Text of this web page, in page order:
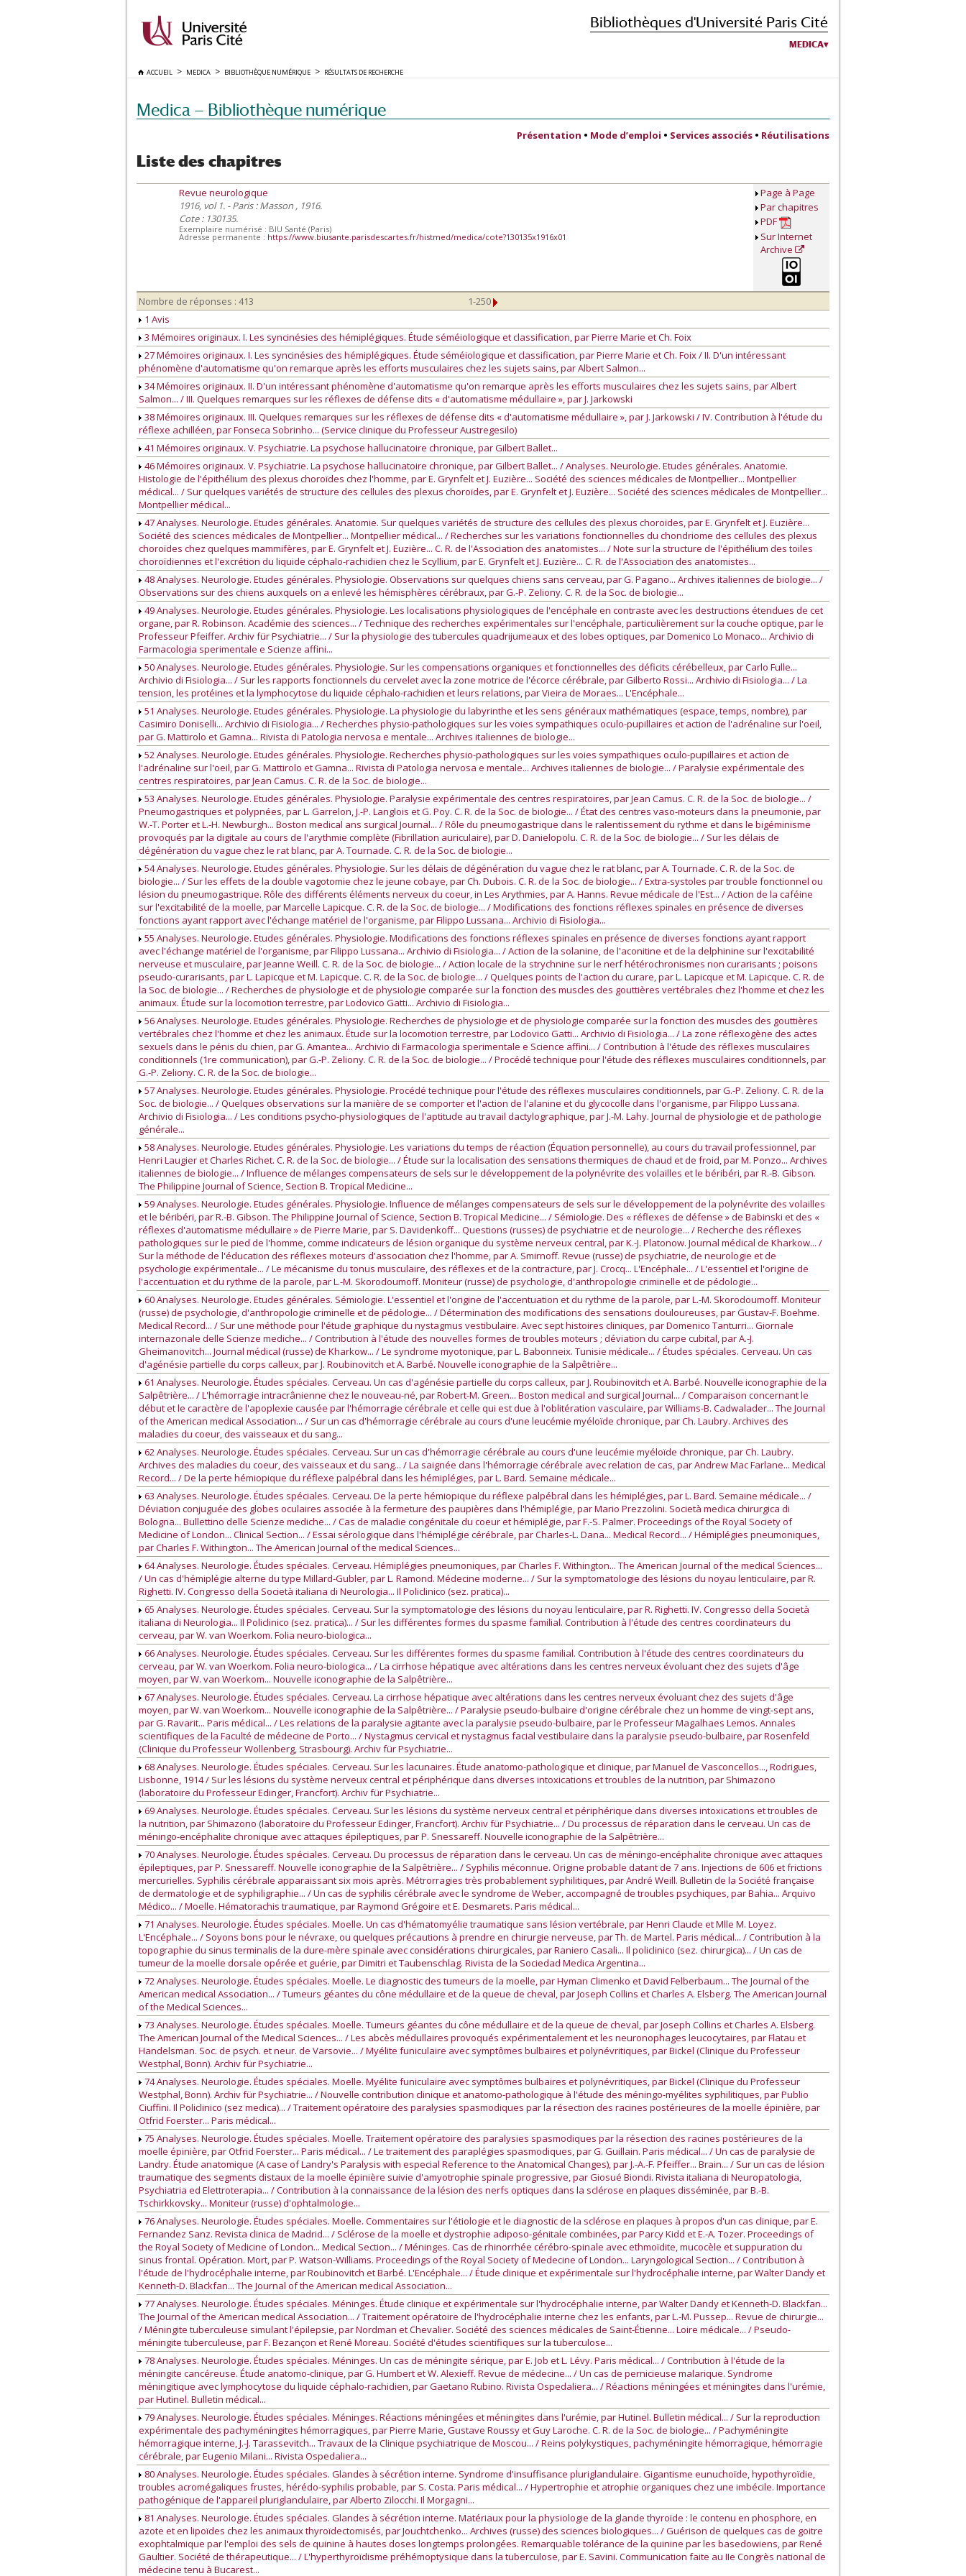
Bibliothèques d'Université Paris Cité
MEDICA
ACCUEIL MEDICA BIBLIOTHÈQUE NUMÉRIQUE RÉSULTATS DE RECHERCHE
Medica — Bibliothèque numérique
Présentation • Mode d’emploi • Services associés • Réutilisations
Liste des chapitres
Revue neurologique
1916, vol 1. - Paris : Masson , 1916.
Cote : 130135.
Exemplaire numérisé : BIU Santé (Paris)
Adresse permanente : https://www.biusante.parisdescartes.fr/histmed/medica/cote?130135x1916x01
Page à Page
Par chapitres
PDF
Sur Internet
Archive
Nombre de réponses : 413
1-250
1 Avis
3 Mémoires originaux. I. Les syncinésies des hémiplégiques. Étude séméiologique et classification, par Pierre Marie et Ch. Foix
27 Mémoires originaux. I. Les syncinésies des hémiplégiques. Étude séméiologique et classification, par Pierre Marie et Ch. Foix / II. D'un intéressant
phénomène d'automatisme qu'on remarque après les efforts musculaires chez les sujets sains, par Albert Salmon...
34 Mémoires originaux. II. D'un intéressant phénomène d'automatisme qu'on remarque après les efforts musculaires chez les sujets sains, par Albert
Salmon... / III. Quelques remarques sur les réflexes de défense dits « d'automatisme médullaire », par J. Jarkowski
38 Mémoires originaux. III. Quelques remarques sur les réflexes de défense dits « d'automatisme médullaire », par J. Jarkowski / IV. Contribution à l'étude du
réflexe achilléen, par Fonseca Sobrinho... (Service clinique du Professeur Austregesilo)
41 Mémoires originaux. V. Psychiatrie. La psychose hallucinatoire chronique, par Gilbert Ballet...
46 Mémoires originaux. V. Psychiatrie. La psychose hallucinatoire chronique, par Gilbert Ballet... / Analyses. Neurologie. Etudes générales. Anatomie.
Histologie de l'épithélium des plexus choroïdes chez l'homme, par E. Grynfelt et J. Euzière... Société des sciences médicales de Montpellier... Montpellier
médical... / Sur quelques variétés de structure des cellules des plexus choroïdes, par E. Grynfelt et J. Euzière... Société des sciences médicales de Montpellier...
Montpellier médical...
47 Analyses. Neurologie. Etudes générales. Anatomie. Sur quelques variétés de structure des cellules des plexus choroïdes, par E. Grynfelt et J. Euzière...
Société des sciences médicales de Montpellier... Montpellier médical... / Recherches sur les variations fonctionnelles du chondriome des cellules des plexus
choroïdes chez quelques mammifères, par E. Grynfelt et J. Euzière... C. R. de l'Association des anatomistes... / Note sur la structure de l'épithélium des toiles
choroïdiennes et l'excrétion du liquide céphalo-rachidien chez le Scyllium, par E. Grynfelt et J. Euzière... C. R. de l'Association des anatomistes...
48 Analyses. Neurologie. Etudes générales. Physiologie. Observations sur quelques chiens sans cerveau, par G. Pagano... Archives italiennes de biologie... /
Observations sur des chiens auxquels on a enlevé les hémisphères cérébraux, par G.-P. Zeliony. C. R. de la Soc. de biologie...
49 Analyses. Neurologie. Etudes générales. Physiologie. Les localisations physiologiques de l'encéphale en contraste avec les destructions étendues de cet
organe, par R. Robinson. Académie des sciences... / Technique des recherches expérimentales sur l'encéphale, particulièrement sur la couche optique, par le
Professeur Pfeiffer. Archiv für Psychiatrie... / Sur la physiologie des tubercules quadrijumeaux et des lobes optiques, par Domenico Lo Monaco... Archivio di
Farmacologia sperimentale e Scienze affini...
50 Analyses. Neurologie. Etudes générales. Physiologie. Sur les compensations organiques et fonctionnelles des déficits cérébelleux, par Carlo Fulle...
Archivio di Fisiologia... / Sur les rapports fonctionnels du cervelet avec la zone motrice de l'écorce cérébrale, par Gilberto Rossi... Archivio di Fisiologia... / La
tension, les protéines et la lymphocytose du liquide céphalo-rachidien et leurs relations, par Vieira de Moraes... L'Encéphale...
51 Analyses. Neurologie. Etudes générales. Physiologie. La physiologie du labyrinthe et les sens généraux mathématiques (espace, temps, nombre), par
Casimiro Doniselli... Archivio di Fisiologia... / Recherches physio-pathologiques sur les voies sympathiques oculo-pupillaires et action de l'adrénaline sur l'oeil,
par G. Mattirolo et Gamna... Rivista di Patologia nervosa e mentale... Archives italiennes de biologie...
52 Analyses. Neurologie. Etudes générales. Physiologie. Recherches physio-pathologiques sur les voies sympathiques oculo-pupillaires et action de
l'adrénaline sur l'oeil, par G. Mattirolo et Gamna... Rivista di Patologia nervosa e mentale... Archives italiennes de biologie... / Paralysie expérimentale des
centres respiratoires, par Jean Camus. C. R. de la Soc. de biologie...
53 Analyses. Neurologie. Etudes générales. Physiologie. Paralysie expérimentale des centres respiratoires, par Jean Camus. C. R. de la Soc. de biologie... /
Pneumogastriques et polypnées, par L. Garrelon, J.-P. Langlois et G. Poy. C. R. de la Soc. de biologie... / État des centres vaso-moteurs dans la pneumonie, par
W.-T. Porter et L.-H. Newburgh... Boston medical ans surgical Journal... / Rôle du pneumogastrique dans le ralentissement du rythme et dans le bigéminisme
provoqués par la digitale au cours de l'arythmie complète (Fibrillation auriculaire), par D. Danielopolu. C. R. de la Soc. de biologie... / Sur les délais de
dégénération du vague chez le rat blanc, par A. Tournade. C. R. de la Soc. de biologie...
54 Analyses. Neurologie. Etudes générales. Physiologie. Sur les délais de dégénération du vague chez le rat blanc, par A. Tournade. C. R. de la Soc. de
biologie... / Sur les effets de la double vagotomie chez le jeune cobaye, par Ch. Dubois. C. R. de la Soc. de biologie... / Extra-systoles par trouble fonctionnel ou
lésion du pneumogastrique. Rôle des différents éléments nerveux du coeur, in Les Arythmies, par A. Hanns. Revue médicale de l'Est... / Action de la caféine
sur l'excitabilité de la moelle, par Marcelle Lapicque. C. R. de la Soc. de biologie... / Modifications des fonctions réflexes spinales en présence de diverses
fonctions ayant rapport avec l'échange matériel de l'organisme, par Filippo Lussana... Archivio di Fisiologia...
55 Analyses. Neurologie. Etudes générales. Physiologie. Modifications des fonctions réflexes spinales en présence de diverses fonctions ayant rapport
avec l'échange matériel de l'organisme, par Filippo Lussana... Archivio di Fisiologia... / Action de la solanine, de l'aconitine et de la delphinine sur l'excitabilité
nerveuse et musculaire, par Jeanne Weill. C. R. de la Soc. de biologie... / Action locale de la strychnine sur le nerf hétérochronismes non curarisants ; poisons
pseudo-curarisants, par L. Lapicque et M. Lapicque. C. R. de la Soc. de biologie... / Quelques points de l'action du curare, par L. Lapicque et M. Lapicque. C. R. de
la Soc. de biologie... / Recherches de physiologie et de physiologie comparée sur la fonction des muscles des gouttières vertébrales chez l'homme et chez les
animaux. Étude sur la locomotion terrestre, par Lodovico Gatti... Archivio di Fisiologia...
56 Analyses. Neurologie. Etudes générales. Physiologie. Recherches de physiologie et de physiologie comparée sur la fonction des muscles des gouttières
vertébrales chez l'homme et chez les animaux. Étude sur la locomotion terrestre, par Lodovico Gatti... Archivio di Fisiologia... / La zone réflexogène des actes
sexuels dans le pénis du chien, par G. Amantea... Archivio di Farmacologia sperimentale e Science affini... / Contribution à l'étude des réflexes musculaires
conditionnels (1re communication), par G.-P. Zeliony. C. R. de la Soc. de biologie... / Procédé technique pour l'étude des réflexes musculaires conditionnels, par
G.-P. Zeliony. C. R. de la Soc. de biologie...
57 Analyses. Neurologie. Etudes générales. Physiologie. Procédé technique pour l'étude des réflexes musculaires conditionnels, par G.-P. Zeliony. C. R. de la
Soc. de biologie... / Quelques observations sur la manière de se comporter et l'action de l'alanine et du glycocolle dans l'organisme, par Filippo Lussana.
Archivio di Fisiologia... / Les conditions psycho-physiologiques de l'aptitude au travail dactylographique, par J.-M. Lahy. Journal de physiologie et de pathologie
générale...
58 Analyses. Neurologie. Etudes générales. Physiologie. Les variations du temps de réaction (Équation personnelle), au cours du travail professionnel, par
Henri Laugier et Charles Richet. C. R. de la Soc. de biologie... / Étude sur la localisation des sensations thermiques de chaud et de froid, par M. Ponzo... Archives
italiennes de biologie... / Influence de mélanges compensateurs de sels sur le développement de la polynévrite des volailles et le béribéri, par R.-B. Gibson.
The Philippine Journal of Science, Section B. Tropical Medicine...
59 Analyses. Neurologie. Etudes générales. Physiologie. Influence de mélanges compensateurs de sels sur le développement de la polynévrite des volailles
et le béribéri, par R.-B. Gibson. The Philippine Journal of Science, Section B. Tropical Medicine... / Sémiologie. Des « réflexes de défense » de Babinski et des «
réflexes d'automatisme médullaire » de Pierre Marie, par S. Davidenkoff... Questions (russes) de psychiatrie et de neurologie... / Recherche des réflexes
pathologiques sur le pied de l'homme, comme indicateurs de lésion organique du système nerveux central, par K.-J. Platonow. Journal médical de Kharkow... /
Sur la méthode de l'éducation des réflexes moteurs d'association chez l'homme, par A. Smirnoff. Revue (russe) de psychiatrie, de neurologie et de
psychologie expérimentale... / Le mécanisme du tonus musculaire, des réflexes et de la contracture, par J. Crocq... L'Encéphale... / L'essentiel et l'origine de
l'accentuation et du rythme de la parole, par L.-M. Skorodoumoff. Moniteur (russe) de psychologie, d'anthropologie criminelle et de pédologie...
60 Analyses. Neurologie. Etudes générales. Sémiologie. L'essentiel et l'origine de l'accentuation et du rythme de la parole, par L.-M. Skorodoumoff. Moniteur
(russe) de psychologie, d'anthropologie criminelle et de pédologie... / Détermination des modifications des sensations douloureuses, par Gustav-F. Boehme.
Medical Record... / Sur une méthode pour l'étude graphique du nystagmus vestibulaire. Avec sept histoires cliniques, par Domenico Tanturri... Giornale
internazonale delle Scienze mediche... / Contribution à l'étude des nouvelles formes de troubles moteurs ; déviation du carpe cubital, par A.-J.
Gheimanovitch... Journal médical (russe) de Kharkow... / Le syndrome myotonique, par L. Babonneix. Tunisie médicale... / Études spéciales. Cerveau. Un cas
d'agénésie partielle du corps calleux, par J. Roubinovitch et A. Barbé. Nouvelle iconographie de la Salpêtrière...
61 Analyses. Neurologie. Études spéciales. Cerveau. Un cas d'agénésie partielle du corps calleux, par J. Roubinovitch et A. Barbé. Nouvelle iconographie de la
Salpêtrière... / L'hémorragie intracrânienne chez le nouveau-né, par Robert-M. Green... Boston medical and surgical Journal... / Comparaison concernant le
début et le caractère de l'apoplexie causée par l'hémorragie cérébrale et celle qui est due à l'oblitération vasculaire, par Williams-B. Cadwalader... The Journal
of the American medical Association... / Sur un cas d'hémorragie cérébrale au cours d'une leucémie myéloïde chronique, par Ch. Laubry. Archives des
maladies du coeur, des vaisseaux et du sang...
62 Analyses. Neurologie. Études spéciales. Cerveau. Sur un cas d'hémorragie cérébrale au cours d'une leucémie myéloïde chronique, par Ch. Laubry.
Archives des maladies du coeur, des vaisseaux et du sang... / La saignée dans l'hémorragie cérébrale avec relation de cas, par Andrew Mac Farlane... Medical
Record... / De la perte hémiopique du réflexe palpébral dans les hémiplégies, par L. Bard. Semaine médicale...
63 Analyses. Neurologie. Études spéciales. Cerveau. De la perte hémiopique du réflexe palpébral dans les hémiplégies, par L. Bard. Semaine médicale... /
Déviation conjuguée des globes oculaires associée à la fermeture des paupières dans l'hémiplégie, par Mario Prezzolini. Società medica chirurgica di
Bologna... Bullettino delle Scienze mediche... / Cas de maladie congénitale du coeur et hémiplégie, par F.-S. Palmer. Proceedings of the Royal Society of
Medicine of London... Clinical Section... / Essai sérologique dans l'hémiplégie cérébrale, par Charles-L. Dana... Medical Record... / Hémiplégies pneumoniques,
par Charles F. Withington... The American Journal of the medical Sciences...
64 Analyses. Neurologie. Études spéciales. Cerveau. Hémiplégies pneumoniques, par Charles F. Withington... The American Journal of the medical Sciences...
/ Un cas d'hémiplégie alterne du type Millard-Gubler, par L. Ramond. Médecine moderne... / Sur la symptomatologie des lésions du noyau lenticulaire, par R.
Righetti. IV. Congresso della Società italiana di Neurologia... Il Policlinico (sez. pratica)...
65 Analyses. Neurologie. Études spéciales. Cerveau. Sur la symptomatologie des lésions du noyau lenticulaire, par R. Righetti. IV. Congresso della Società
italiana di Neurologia... Il Policlinico (sez. pratica)... / Sur les différentes formes du spasme familial. Contribution à l'étude des centres coordinateurs du
cerveau, par W. van Woerkom. Folia neuro-biologica...
66 Analyses. Neurologie. Études spéciales. Cerveau. Sur les différentes formes du spasme familial. Contribution à l'étude des centres coordinateurs du
cerveau, par W. van Woerkom. Folia neuro-biologica... / La cirrhose hépatique avec altérations dans les centres nerveux évoluant chez des sujets d'âge
moyen, par W. van Woerkom... Nouvelle iconographie de la Salpêtrière...
67 Analyses. Neurologie. Études spéciales. Cerveau. La cirrhose hépatique avec altérations dans les centres nerveux évoluant chez des sujets d'âge
moyen, par W. van Woerkom... Nouvelle iconographie de la Salpêtrière... / Paralysie pseudo-bulbaire d'origine cérébrale chez un homme de vingt-sept ans,
par G. Ravarit... Paris médical... / Les relations de la paralysie agitante avec la paralysie pseudo-bulbaire, par le Professeur Magalhaes Lemos. Annales
scientifiques de la Faculté de médecine de Porto... / Nystagmus cervical et nystagmus facial vestibulaire dans la paralysie pseudo-bulbaire, par Rosenfeld
(Clinique du Professeur Wollenberg, Strasbourg). Archiv für Psychiatrie...
68 Analyses. Neurologie. Études spéciales. Cerveau. Sur les lacunaires. Étude anatomo-pathologique et clinique, par Manuel de Vasconcellos..., Rodrigues,
Lisbonne, 1914 / Sur les lésions du système nerveux central et périphérique dans diverses intoxications et troubles de la nutrition, par Shimazono
(laboratoire du Professeur Edinger, Francfort). Archiv für Psychiatrie...
69 Analyses. Neurologie. Études spéciales. Cerveau. Sur les lésions du système nerveux central et périphérique dans diverses intoxications et troubles de
la nutrition, par Shimazono (laboratoire du Professeur Edinger, Francfort). Archiv für Psychiatrie... / Du processus de réparation dans le cerveau. Un cas de
méningo-encéphalite chronique avec attaques épileptiques, par P. Snessareff. Nouvelle iconographie de la Salpêtrière...
70 Analyses. Neurologie. Études spéciales. Cerveau. Du processus de réparation dans le cerveau. Un cas de méningo-encéphalite chronique avec attaques
épileptiques, par P. Snessareff. Nouvelle iconographie de la Salpêtrière... / Syphilis méconnue. Origine probable datant de 7 ans. Injections de 606 et frictions
mercurielles. Syphilis cérébrale apparaissant six mois après. Métrorragies très probablement syphilitiques, par André Weill. Bulletin de la Société française
de dermatologie et de syphiligraphie... / Un cas de syphilis cérébrale avec le syndrome de Weber, accompagné de troubles psychiques, par Bahia... Arquivo
Médico... / Moelle. Hématorachis traumatique, par Raymond Grégoire et E. Desmarets. Paris médical...
71 Analyses. Neurologie. Études spéciales. Moelle. Un cas d'hématomyélie traumatique sans lésion vertébrale, par Henri Claude et Mlle M. Loyez.
L'Encéphale... / Soyons bons pour le névraxe, ou quelques précautions à prendre en chirurgie nerveuse, par Th. de Martel. Paris médical... / Contribution à la
topographie du sinus terminalis de la dure-mère spinale avec considérations chirurgicales, par Raniero Casali... Il policlinico (sez. chirurgica)... / Un cas de
tumeur de la moelle dorsale opérée et guérie, par Dimitri et Taubenschlag. Rivista de la Sociedad Medica Argentina...
72 Analyses. Neurologie. Études spéciales. Moelle. Le diagnostic des tumeurs de la moelle, par Hyman Climenko et David Felberbaum... The Journal of the
American medical Association... / Tumeurs géantes du cône médullaire et de la queue de cheval, par Joseph Collins et Charles A. Elsberg. The American Journal
of the Medical Sciences...
73 Analyses. Neurologie. Études spéciales. Moelle. Tumeurs géantes du cône médullaire et de la queue de cheval, par Joseph Collins et Charles A. Elsberg.
The American Journal of the Medical Sciences... / Les abcès médullaires provoqués expérimentalement et les neuronophages leucocytaires, par Flatau et
Handelsman. Soc. de psych. et neur. de Varsovie... / Myélite funiculaire avec symptômes bulbaires et polynévritiques, par Bickel (Clinique du Professeur
Westphal, Bonn). Archiv für Psychiatrie...
74 Analyses. Neurologie. Études spéciales. Moelle. Myélite funiculaire avec symptômes bulbaires et polynévritiques, par Bickel (Clinique du Professeur
Westphal, Bonn). Archiv für Psychiatrie... / Nouvelle contribution clinique et anatomo-pathologique à l'étude des méningo-myélites syphilitiques, par Publio
Ciuffini. Il Policlinico (sez medica)... / Traitement opératoire des paralysies spasmodiques par la résection des racines postérieures de la moelle épinière, par
Otfrid Foerster... Paris médical...
75 Analyses. Neurologie. Études spéciales. Moelle. Traitement opératoire des paralysies spasmodiques par la résection des racines postérieures de la
moelle épinière, par Otfrid Foerster... Paris médical... / Le traitement des paraplégies spasmodiques, par G. Guillain. Paris médical... / Un cas de paralysie de
Landry. Étude anatomique (A case of Landry's Paralysis with especial Reference to the Anatomical Changes), par J.-A.-F. Pfeiffer... Brain... / Sur un cas de lésion
traumatique des segments distaux de la moelle épinière suivie d'amyotrophie spinale progressive, par Giosué Biondi. Rivista italiana di Neuropatologia,
Psychiatria ed Elettroterapia... / Contribution à la connaissance de la lésion des nerfs optiques dans la sclérose en plaques disséminée, par B.-B.
Tschirkkovsky... Moniteur (russe) d'ophtalmologie...
76 Analyses. Neurologie. Études spéciales. Moelle. Commentaires sur l'étiologie et le diagnostic de la sclérose en plaques à propos d'un cas clinique, par E.
Fernandez Sanz. Revista clinica de Madrid... / Sclérose de la moelle et dystrophie adiposo-génitale combinées, par Parcy Kidd et E.-A. Tozer. Proceedings of
the Royal Society of Medicine of London... Medical Section... / Méninges. Cas de rhinorrhée cérébro-spinale avec ethmoïdite, mucocèle et suppuration du
sinus frontal. Opération. Mort, par P. Watson-Williams. Proceedings of the Royal Society of Medecine of London... Laryngological Section... / Contribution à
l'étude de l'hydrocéphalie interne, par Roubinovitch et Barbé. L'Encéphale... / Étude clinique et expérimentale sur l'hydrocéphalie interne, par Walter Dandy et
Kenneth-D. Blackfan... The Journal of the American medical Association...
77 Analyses. Neurologie. Études spéciales. Méninges. Étude clinique et expérimentale sur l'hydrocéphalie interne, par Walter Dandy et Kenneth-D. Blackfan...
The Journal of the American medical Association... / Traitement opératoire de l'hydrocéphalie interne chez les enfants, par L.-M. Pussep... Revue de chirurgie...
/ Méningite tuberculeuse simulant l'épilepsie, par Nordman et Chevalier. Société des sciences médicales de Saint-Étienne... Loire médicale... / Pseudo-
méningite tuberculeuse, par F. Bezançon et René Moreau. Société d'études scientifiques sur la tuberculose...
78 Analyses. Neurologie. Études spéciales. Méninges. Un cas de méningite sérique, par E. Job et L. Lévy. Paris médical... / Contribution à l'étude de la
méningite cancéreuse. Étude anatomo-clinique, par G. Humbert et W. Alexieff. Revue de médecine... / Un cas de pernicieuse malarique. Syndrome
méningitique avec lymphocytose du liquide céphalo-rachidien, par Gaetano Rubino. Rivista Ospedaliera... / Réactions méningées et méningites dans l'urémie,
par Hutinel. Bulletin médical...
79 Analyses. Neurologie. Études spéciales. Méninges. Réactions méningées et méningites dans l'urémie, par Hutinel. Bulletin médical... / Sur la reproduction
expérimentale des pachyméningites hémorragiques, par Pierre Marie, Gustave Roussy et Guy Laroche. C. R. de la Soc. de biologie... / Pachyméningite
hémorragique interne, J.-J. Tarassevitch... Travaux de la Clinique psychiatrique de Moscou... / Reins polykystiques, pachyméningite hémorragique, hémorragie
cérébrale, par Eugenio Milani... Rivista Ospedaliera...
80 Analyses. Neurologie. Études spéciales. Glandes à sécrétion interne. Syndrome d'insuffisance pluriglandulaire. Gigantisme eunuchoïde, hypothyroïdie,
troubles acromégaliques frustes, hérédo-syphilis probable, par S. Costa. Paris médical... / Hypertrophie et atrophie organiques chez une imbécile. Importance
pathogénique de l'appareil pluriglandulaire, par Alberto Zilocchi. Il Morgagni...
81 Analyses. Neurologie. Études spéciales. Glandes à sécrétion interne. Matériaux pour la physiologie de la glande thyroïde : le contenu en phosphore, en
azote et en lipoïdes chez les animaux thyroïdectomisés, par Jouchtchenko... Archives (russe) des sciences biologiques... / Guérison de quelques cas de goitre
exophtalmique par l'emploi des sels de quinine à hautes doses longtemps prolongées. Remarquable tolérance de la quinine par les basedowiens, par René
Gaultier. Société de thérapeutique... / L'hyperthyroïdisme préhémoptysique dans la tuberculose, par E. Savini. Communication faite au IIe Congrès national de
médecine tenu à Bucarest...